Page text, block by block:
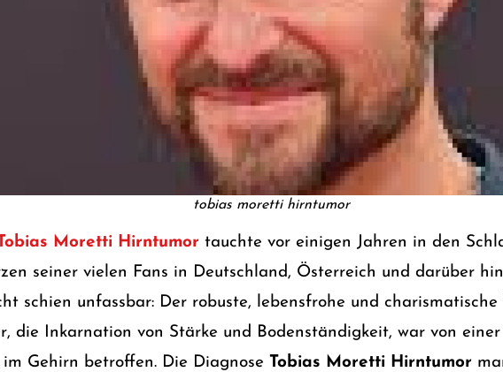
tobias moretti hirntumor
Moretti Hirntumor tauchte vor einigen Jahren in den
seiner vielen Fans in Deutschland, Österreich und darüber
schien unfassbar: Der robuste, lebensfrohe und charismatische
die Inkarnation von Stärke und Bodenständigkeit, war von einer
im Gehirn betroffen. Die Diagnose Tobias Moretti Hirntumor